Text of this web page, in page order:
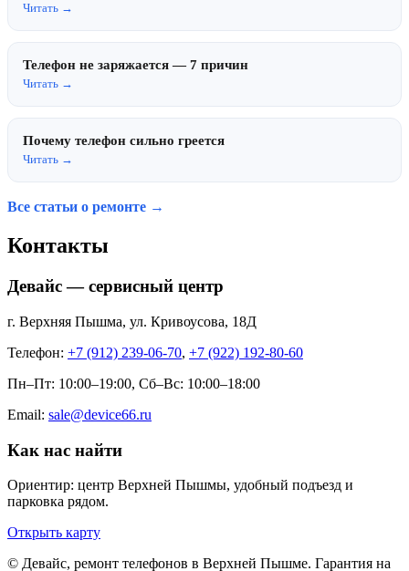
Читать →
Телефон не заряжается — 7 причин
Читать →
Почему телефон сильно греется
Читать →
Все статьи о ремонте →
Контакты
Девайс — сервисный центр
г. Верхняя Пышма, ул. Кривоусова, 18Д
Телефон: +7 (912) 239-06-70, +7 (922) 192-80-60
Пн–Пт: 10:00–19:00, Сб–Вс: 10:00–18:00
Email: sale@device66.ru
Как нас найти
Ориентир: центр Верхней Пышмы, удобный подъезд и
парковка рядом.
Открыть карту
© Девайс, ремонт телефонов в Верхней Пышме. Гарантия на